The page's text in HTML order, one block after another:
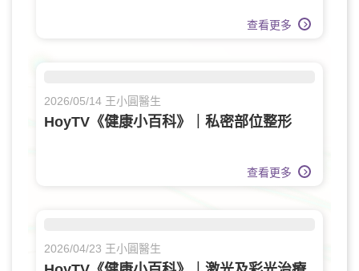
查看更多
2026/05/14 王小圓醫生
HoyTV《健康小百科》｜私密部位整形
查看更多
2026/04/23 王小圓醫生